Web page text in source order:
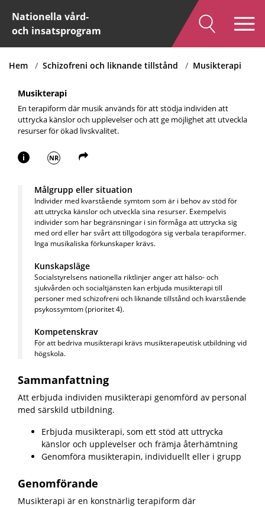
Nationella vård-
och insatsprogram
Hem Schizofreni och liknande tillstånd Musikterapi
Musikterapi
En terapiform där musik används för att stödja individen att
uttrycka känslor och upplevelser och att ge möjlighet att utveckla
resurser för ökad livskvalitet.
i NR
Målgrupp eller situation
Individer med kvarstående symtom som är i behov av stöd för
att uttrycka känslor och utveckla sina resurser. Exempelvis
individer som har begränsningar i sin förmåga att uttrycka sig
med ord eller har svårt att tillgodogöra sig verbala terapiformer.
Inga musikaliska förkunskaper krävs.
Kunskapsläge
Socialstyrelsens nationella riktlinjer anger att hälso- och
sjukvården och socialtjänsten kan erbjuda musikterapi till
personer med schizofreni och liknande tillstånd och kvarstående
psykossymtom (prioritet 4).
Kompetenskrav
För att bedriva musikterapi krävs musikterapeutisk utbildning vid
högskola.
Sammanfattning
Att erbjuda individen musikterapi genomförd av personal
med särskild utbildning.
Erbjuda musikterapi, som ett stöd att uttrycka
känslor och upplevelser och främja återhämtning
Genomföra musikterapin, individuellt eller i grupp
Genomförande
Musikterapi är en konstnärlig terapiform där